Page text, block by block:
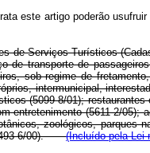
trata este artigo poderão
de Serviços Turísticos
de transporte de
sob regime de
intermunicipal,
(5099-8/01);
entretenimento (5611-2/05);
zoológicos, parques
(9493-6/00).(Incluído pela Lei